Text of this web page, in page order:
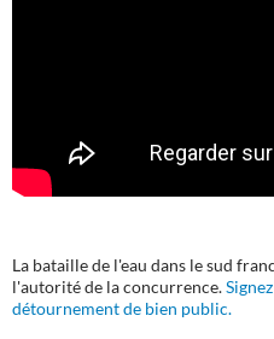
La bataille de l'eau dans le sud
l'autorité de la concurrence.
détournement de bien public.